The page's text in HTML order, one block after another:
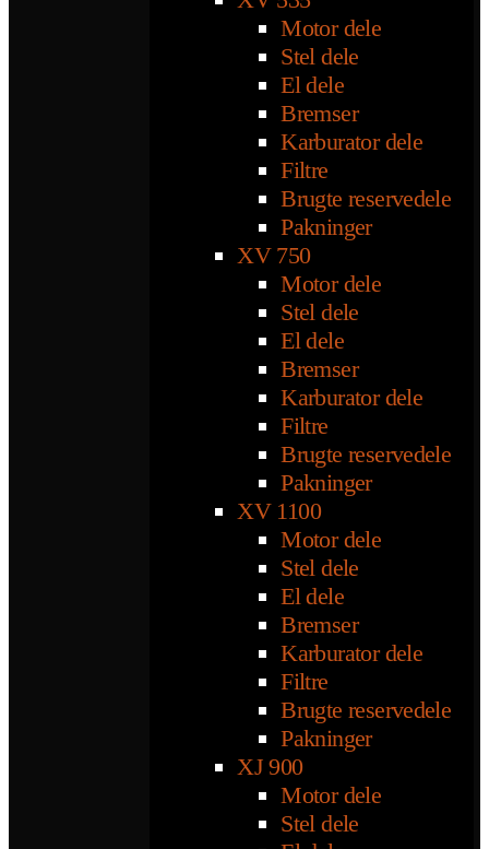
Motor dele
Stel dele
El dele
Bremser
Karburator dele
Filtre
Brugte reservedele
Pakninger
XV 750
Motor dele
Stel dele
El dele
Bremser
Karburator dele
Filtre
Brugte reservedele
Pakninger
XV 1100
Motor dele
Stel dele
El dele
Bremser
Karburator dele
Filtre
Brugte reservedele
Pakninger
XJ 900
Motor dele
Stel dele